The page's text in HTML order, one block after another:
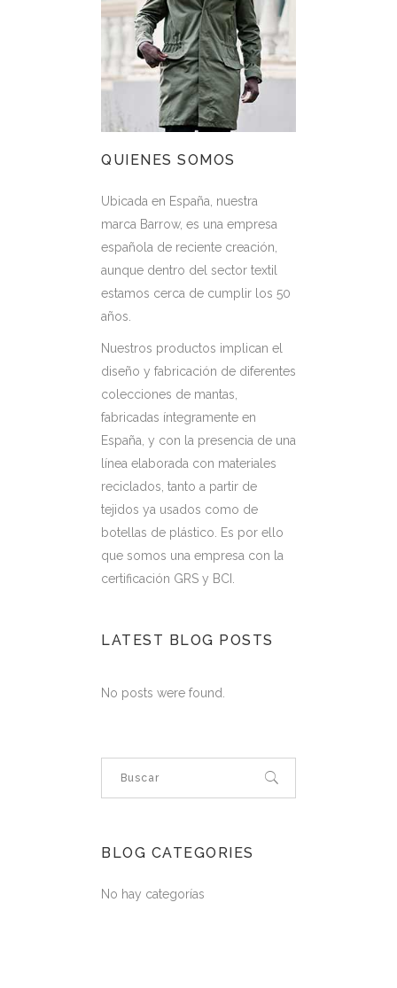
QUIENES SOMOS
Ubicada en España, nuestra
marca Barrow, es una empresa
española de reciente creación,
aunque dentro del sector textil
estamos cerca de cumplir los 50
años.
Nuestros productos implican el
diseño y fabricación de diferentes
colecciones de mantas,
fabricadas íntegramente en
España, y con la presencia de una
línea elaborada con materiales
reciclados, tanto a partir de
tejidos ya usados como de
botellas de plástico. Es por ello
que somos una empresa con la
certificación GRS y BCI.
LATEST BLOG POSTS
No posts were found.
BLOG CATEGORIES
No hay categorías